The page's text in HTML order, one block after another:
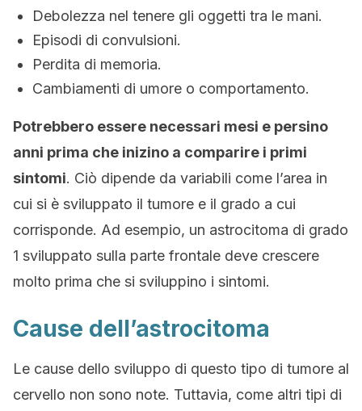
Debolezza nel tenere gli oggetti tra le mani.
Episodi di convulsioni.
Perdita di memoria.
Cambiamenti di umore o comportamento.
Potrebbero essere necessari mesi e persino
anni prima che inizino a comparire i primi
sintomi. Ciò dipende da variabili come l’area in
cui si è sviluppato il tumore e il grado a cui
corrisponde. Ad esempio, un astrocitoma di grado
1 sviluppato sulla parte frontale deve crescere
molto prima che si sviluppino i sintomi.
Cause dell’astrocitoma
Le cause dello sviluppo di questo tipo di tumore al
cervello non sono note. Tuttavia, come altri tipi di